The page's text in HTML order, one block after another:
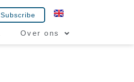
Subscribe
Over ons